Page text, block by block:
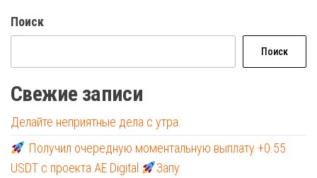
Поиск
Поиск
Свежие записи
Делайте неприятные дела с утра.
Получил очередную моментальную выплату +0.55
USDT с проекта AE Digital
Запу